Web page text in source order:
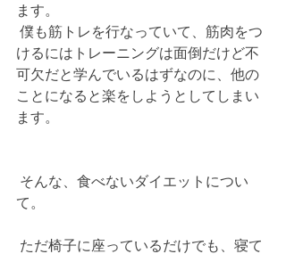
ます。
けるにはトレーニングは面倒だけど不
可欠だと学んでいるはずなのに、他の
ことになると楽をしようとしてしまい
ます。
て。